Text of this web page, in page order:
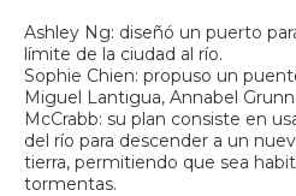
Ashley Ng: diseñó un puerto
límite de la ciudad al río.
Sophie Chien: propuso un
Miguel Lantigua, Annabel
McCrabb: su plan consiste en
del río para descender a un
tierra, permitiendo que sea
tormentas.